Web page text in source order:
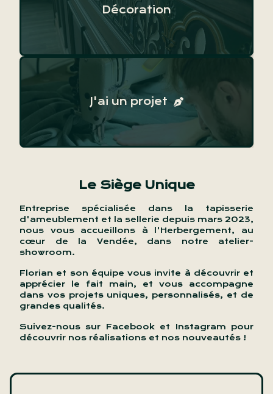
Décoration
J'ai un projet
Le Siège Unique
Entreprise spécialisée dans la tapisserie
d'ameublement et la sellerie depuis mars 2023,
nous vous accueillons à l'Herbergement, au
cœur de la Vendée, dans notre atelier-
showroom.
Florian et son équipe vous invite à découvrir et
apprécier le fait main, et vous accompagne
dans vos projets uniques, personnalisés, et de
grandes qualités.
Suivez-nous sur Facebook et Instagram pour
découvrir nos réalisations et nos nouveautés !